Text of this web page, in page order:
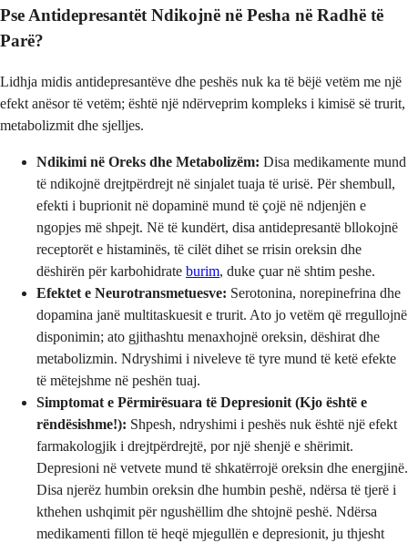
Pse Antidepresantët Ndikojnë në Pesha në Radhë të
Parë?
Lidhja midis antidepresantëve dhe peshës nuk ka të bëjë vetëm me një
efekt anësor të vetëm; është një ndërveprim kompleks i kimisë së trurit,
metabolizmit dhe sjelljes.
Ndikimi në Oreks dhe Metabolizëm: Disa medikamente mund
të ndikojnë drejtpërdrejt në sinjalet tuaja të urisë. Për shembull,
efekti i buprionit në dopaminë mund të çojë në ndjenjën e
ngopjes më shpejt. Në të kundërt, disa antidepresantë bllokojnë
receptorët e histaminës, të cilët dihet se rrisin oreksin dhe
dëshirën për karbohidrate burim, duke çuar në shtim peshe.
Efektet e Neurotransmetuesve: Serotonina, norepinefrina dhe
dopamina janë multitaskuesit e trurit. Ato jo vetëm që rregullojnë
disponimin; ato gjithashtu menaxhojnë oreksin, dëshirat dhe
metabolizmin. Ndryshimi i niveleve të tyre mund të ketë efekte
të mëtejshme në peshën tuaj.
Simptomat e Përmirësuara të Depresionit (Kjo është e
rëndësishme!): Shpesh, ndryshimi i peshës nuk është një efekt
farmakologjik i drejtpërdrejtë, por një shenjë e shërimit.
Depresioni në vetvete mund të shkatërrojë oreksin dhe energjinë.
Disa njerëz humbin oreksin dhe humbin peshë, ndërsa të tjerë i
kthehen ushqimit për ngushëllim dhe shtojnë peshë. Ndërsa
medikamenti fillon të heqë mjegullën e depresionit, ju thjesht